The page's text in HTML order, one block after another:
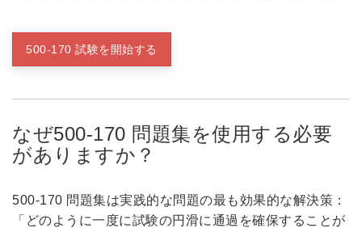
500-170 試験を開始する
なぜ500-170 問題集を使用する必要
がありますか？
500-170 問題集は実践的な問題の最も効果的な解決策：
「どのように一度に試験の円滑に通過を確保することが